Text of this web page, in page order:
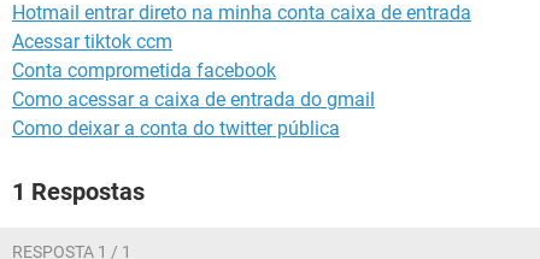
Hotmail entrar direto na minha conta caixa de entrada
Acessar tiktok ccm
Conta comprometida facebook
Como acessar a caixa de entrada do gmail
Como deixar a conta do twitter pública
1 Respostas
RESPOSTA 1 / 1